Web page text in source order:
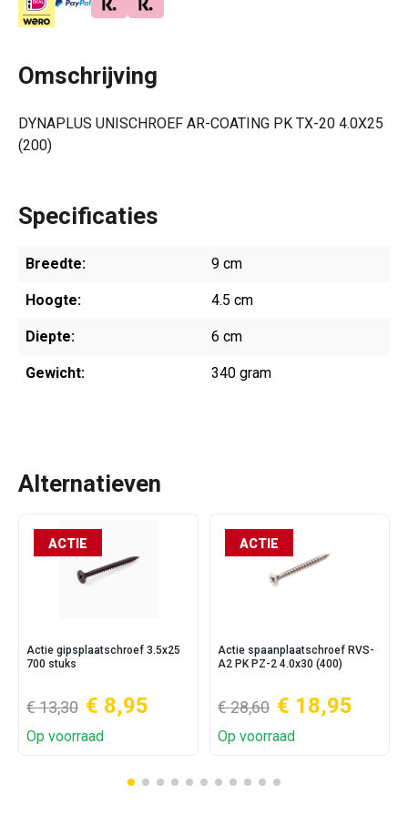
Omschrijving
DYNAPLUS UNISCHROEF AR-COATING PK TX-20 4.0X25
(200)
Specificaties
Breedte: 9 cm
Hoogte: 4.5 cm
Diepte: 6 cm
Gewicht: 340 gram
Alternatieven
ACTIE
Actie gipsplaatschroef 3.5x25
700 stuks
€ 13,30 € 8,95
Op voorraad
ACTIE
Actie spaanplaatschroef RVS-
A2 PK PZ-2 4.0x30 (400)
€ 28,60 € 18,95
Op voorraad